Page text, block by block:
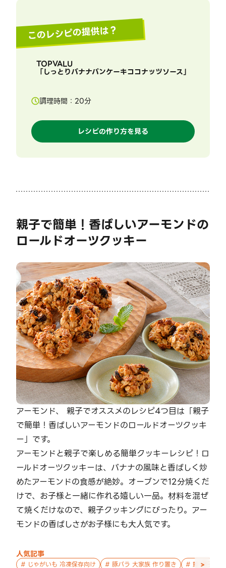
このレシピの提供は？
TOPVALU
「しっとりバナナパンケーキココナッツソース」
調理時間： 20分
レシピの作り方を見る
親子で簡単！香ばしいアーモンドの
ロールドオーツクッキー
アーモンド、 親子でオススメのレシピ4つ目は「親子
で簡単！香ばしいアーモンドのロールドオーツクッキ
ー」です。
アーモンドと親子で楽しめる簡単クッキーレシピ！ロ
ールドオーツクッキーは、バナナの風味と香ばしく炒
めたアーモンドの食感が絶妙。オーブンで12分焼くだ
けで、お子様と一緒に作れる嬉しい一品。材料を混ぜ
て焼くだけなので、親子クッキングにぴったり。アー
モンドの香ばしさがお子様にも大人気です。
人気記事
# じゃがいも 冷凍保存向け # 豚バラ 大家族 作り置き # 鮭 親子 作
>